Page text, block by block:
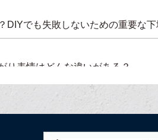
DIYでも失敗しないための重要な
り表情はどんな違いがある？
」がリニューアルしました！